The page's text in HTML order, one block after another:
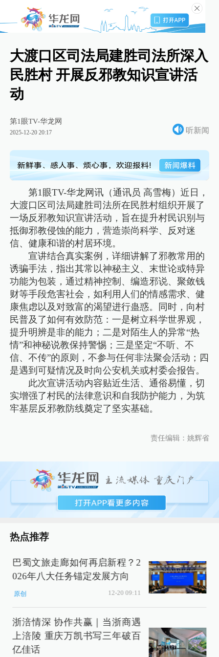
大渡口区司法局建胜司法所深入
民胜村 开展反邪教知识宣讲活
动
第1眼TV-华龙网
2025-12-20 20:17 听新闻
第1眼TV-华龙网讯（通讯员 高雪梅）近日，
大渡口区司法局建胜司法所在民胜村组织开展了
一场反邪教知识宣讲活动，旨在提升村民识别与
抵御邪教侵蚀的能力，营造崇尚科学、反对迷
信、健康和谐的村居环境。
宣讲结合真实案例，详细讲解了邪教常用的
诱骗手法，指出其常以神秘主义、末世论或特异
功能为包装，通过精神控制、编造邪说、聚敛钱
财等手段危害社会，如利用人们的情感需求、健
康焦虑以及对致富的渴望进行蛊惑。同时，向村
民普及了如何有效防范：一是树立科学世界观，
提升明辨是非的能力；二是对陌生人的异常“热
情”和神秘说教保持警惕；三是坚定“不听、不
信、不传”的原则，不参与任何非法聚会活动；四
是遇到可疑情况及时向公安机关或村委会报告。
此次宣讲活动内容贴近生活、通俗易懂，切
实增强了村民的法律意识和自我防护能力，为筑
牢基层反邪教防线奠定了坚实基础。
责任编辑：姚辉省
热点推荐
巴蜀文旅走廊如何再启新程？2
026年八大任务锚定发展方向
原创 12-20 09:11
浙涪情深 协作共赢｜当浙商遇
上涪陵 重庆万凯书写三年破百
亿佳话